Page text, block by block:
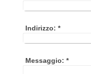
Indirizzo: *
Messaggio: *